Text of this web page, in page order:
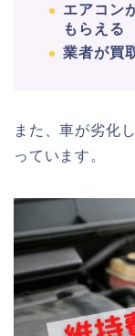
エアコン
もらえる
業者が買
また、車が劣化
っています。